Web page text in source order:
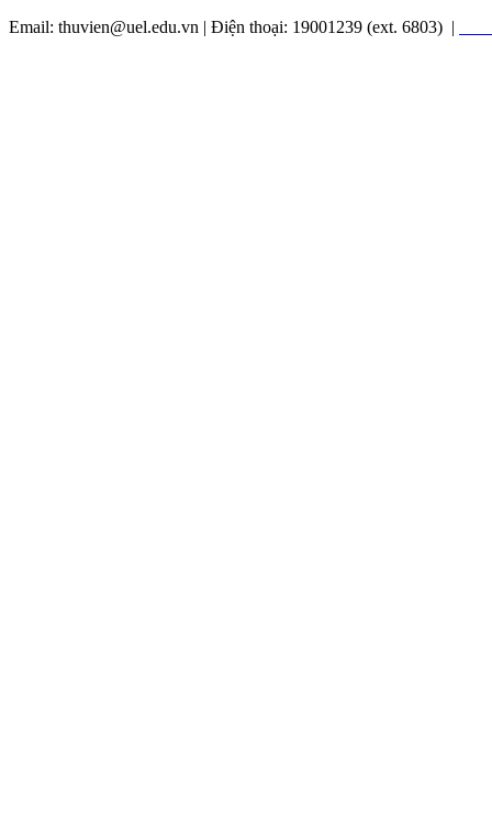
Email: thuvien@uel.edu.vn | Điện thoại: 19001239 (ext. 6803) |